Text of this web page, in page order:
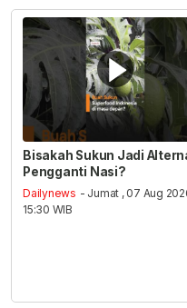
Bisakah Sukun Jadi
Pengganti Nasi?
Dailynews - Jumat , 07 Aug
15:30 WIB